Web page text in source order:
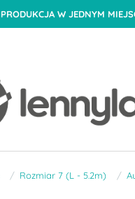
PRODUKCJA W JEDNYM
Rozmiar 7 (L - 5.2m)